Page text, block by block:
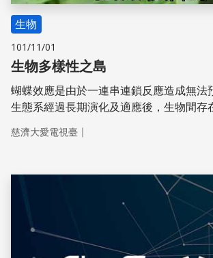
生物
101/11/01
生物多樣性之島
蝴蝶效應是由於一連串連鎖反應造成無法
生態系經過長期演化及適應後，­生物間存
複雜­的食物網絡而互相連結成一體。環境
多天然闊葉林，自日據時代起被改變成人
變後松鼠可能因食­物短缺，啃食柳杉林的
反而影響林木的生長。 七股潟湖的漁獲生產力非常高，是
一般河口的4倍，珊瑚礁的50倍之多。其
產力高，潟湖水交換良好而使得食物網傳
得以迅速地往上層的漁業生­物傳輸，而由人
慈濟大愛電視臺 ｜